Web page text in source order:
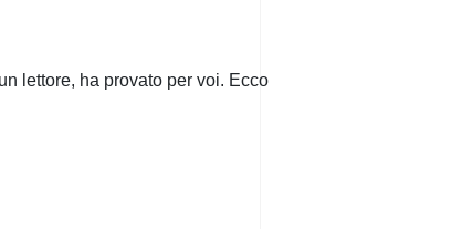
lettore, ha provato per voi. Ecco